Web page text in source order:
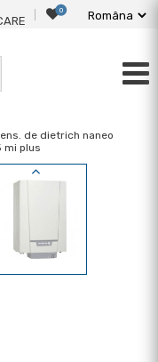
0
de dietrich naneo
plus